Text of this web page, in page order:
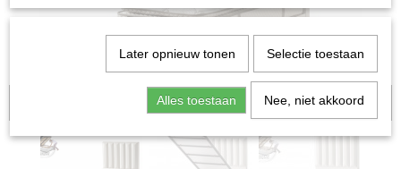
Aanbieding
Later opnieuw tonen Selectie toestaan
Alles toestaan Nee, niet akkoord